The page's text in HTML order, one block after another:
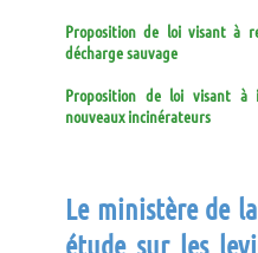
Proposition de loi visant à
décharge sauvage
Proposition de loi visant
nouveaux incinérateurs
Le ministère de
étude sur les